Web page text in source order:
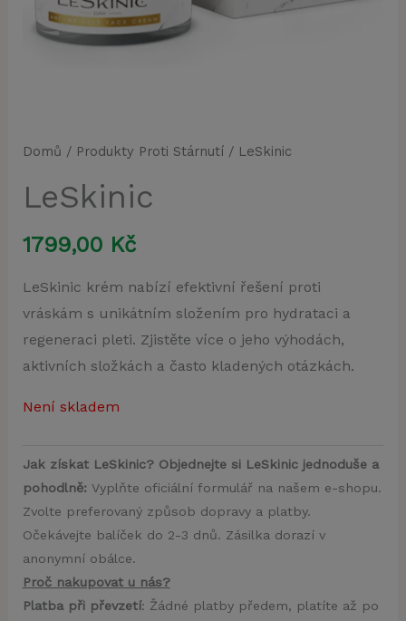
Domů / Produkty Proti Stárnutí/ LeSkinic
LeSkinic
1799,00 Kč
LeSkinic krém nabízí efektivní řešení proti
vráskám s unikátním složením pro hydrataci a
regeneraci pleti. Zjistěte více o jeho výhodách,
aktivních složkách a často kladených otázkách.
Není skladem
Jak získat LeSkinic? Objednejte si LeSkinic jednoduše a
pohodlně:Vyplňte oficiální formulář na našem e-shopu.
Zvolte preferovaný způsob dopravy a platby.
Očekávejte balíček do 2-3 dnů. Zásilka dorazí v
anonymní obálce.
Proč nakupovat u nás?
Platba při převzetí: Žádné platby předem, platíte až po